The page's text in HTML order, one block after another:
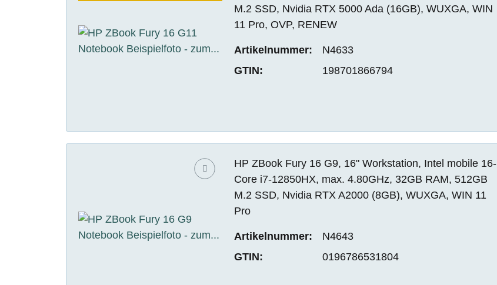
M.2 SSD, Nvidia RTX 5000 Ada (16GB), WUXGA, WIN
11 Pro, OVP, RENEW
Artikelnummer:
N4633
GTIN:
198701866794
HP ZBook Fury 16 G9, 16" Workstation, Intel mobile 16-
Core i7-12850HX, max. 4.80GHz, 32GB RAM, 512GB
M.2 SSD, Nvidia RTX A2000 (8GB), WUXGA, WIN 11
Pro
Artikelnummer:
N4643
GTIN:
0196786531804